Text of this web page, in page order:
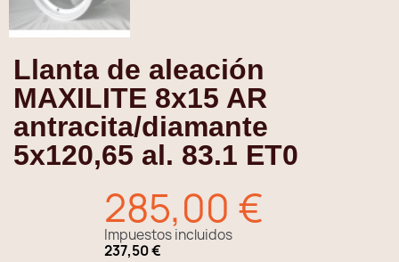
Llanta de aleación
MAXILITE 8x15 AR
antracita/diamante
5x120,65 al. 83.1 ET0
285,00 €
Impuestos incluidos
237,50 €